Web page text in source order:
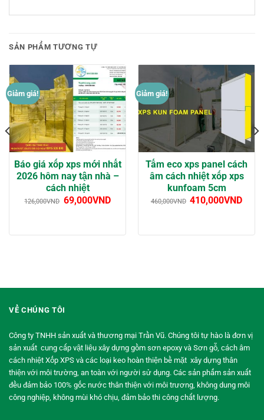
SẢN PHẨM TƯƠNG TỰ
Giảm giá!
Báo giá xốp xps mới nhất
2026 hôm nay tận nhà –
cách nhiệt
126,000VND 69,000VND
Giảm giá!
Tấm eco xps panel cách
âm cách nhiệt xốp xps
kunfoam 5cm
460,000VND 410,000VND
VỀ CHÚNG TÔI
Công ty TNHH sản xuất và thương mại Trần Vũ. Chúng tôi tự hào là đơn vị
sản xuất cung cấp vật liệu xây dựng gồm sơn epoxy và Sơn gỗ, cách âm
cách nhiệt Xốp XPS và các loại keo hoàn thiện bề mặt xây dựng thân
thiện với môi trường, an toàn với người sử dụng. Các sản phẩm sản xuất
đều đảm bảo 100% gốc nước thân thiện với môi trương, không dung môi
công nghiệp, không mùi khó chịu, đảm bảo thi công chất lượng.